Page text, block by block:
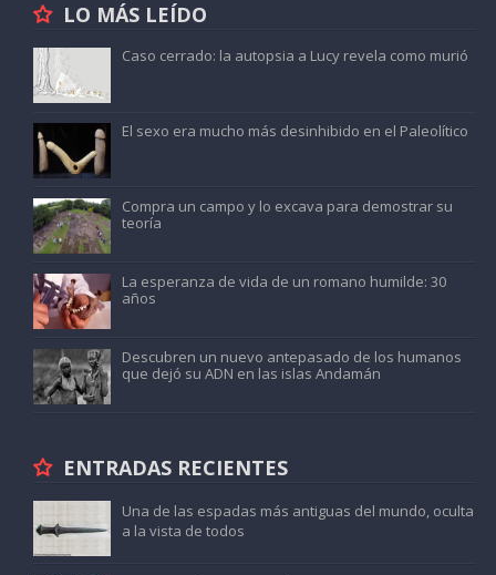
LO MÁS LEÍDO
Caso cerrado: la autopsia a Lucy revela como murió
El sexo era mucho más desinhibido en el Paleolítico
Compra un campo y lo excava para demostrar su
teoría
La esperanza de vida de un romano humilde: 30
años
Descubren un nuevo antepasado de los humanos
que dejó su ADN en las islas Andamán
ENTRADAS RECIENTES
Una de las espadas más antiguas del mundo, oculta
a la vista de todos